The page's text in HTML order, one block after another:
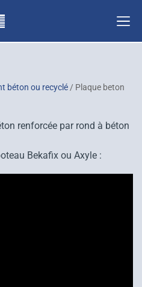
béton ou recyclé / Plaque beton
renforcée par rond à béton
Bekafix ou Axyle :